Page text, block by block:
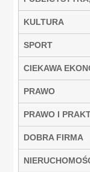
KULTURA
SPORT
CIEKAWA
PRAWO
PRAWO I
DOBRA FIRMA